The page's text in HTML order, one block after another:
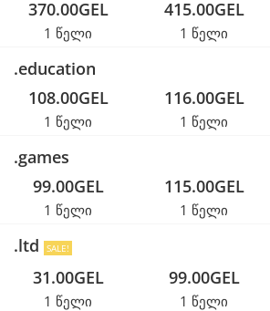
370.00GEL
1 წელი
415.00GEL
1 წელი
.education
108.00GEL
1 წელი
116.00GEL
1 წელი
.games
99.00GEL
1 წელი
115.00GEL
1 წელი
.ltd SALE!
31.00GEL
1 წელი
99.00GEL
1 წელი